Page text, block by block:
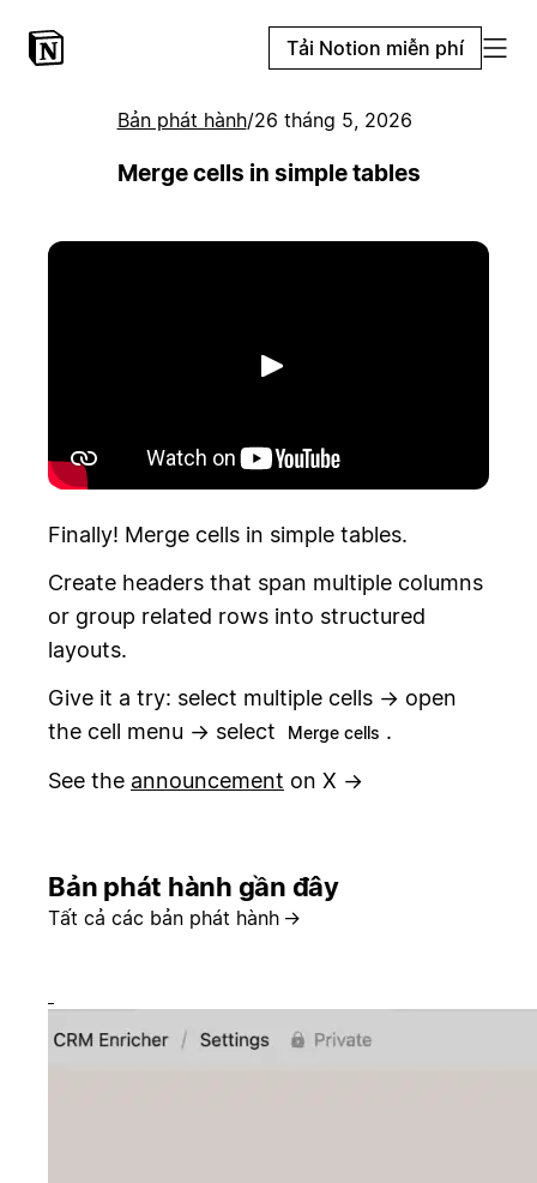
Tải Notion miễn phí
Bản phát hành/26 tháng 5, 2026
Merge cells in simple tables
Phát
Finally! Merge cells in simple tables.
Create headers that span multiple columns
or group related rows into structured
layouts.
Give it a try: select multiple cells → open
the cell menu → select
Merge cells .
See the announcement on X →
Bản phát hành gần đây
Tất cả các bản phát hành →